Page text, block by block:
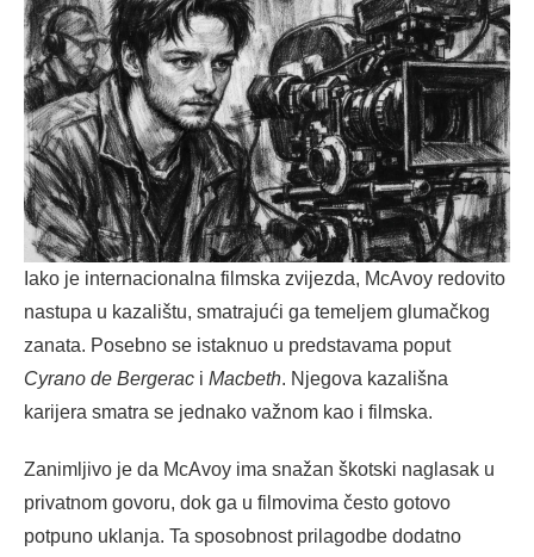
Iako je internacionalna filmska zvijezda, McAvoy redovito
nastupa u kazalištu, smatrajući ga temeljem glumačkog
zanata. Posebno se istaknuo u predstavama poput
Cyrano de Bergerac i Macbeth. Njegova kazališna
karijera smatra se jednako važnom kao i filmska.
Zanimljivo je da McAvoy ima snažan škotski naglasak u
privatnom govoru, dok ga u filmovima često gotovo
potpuno uklanja. Ta sposobnost prilagodbe dodatno